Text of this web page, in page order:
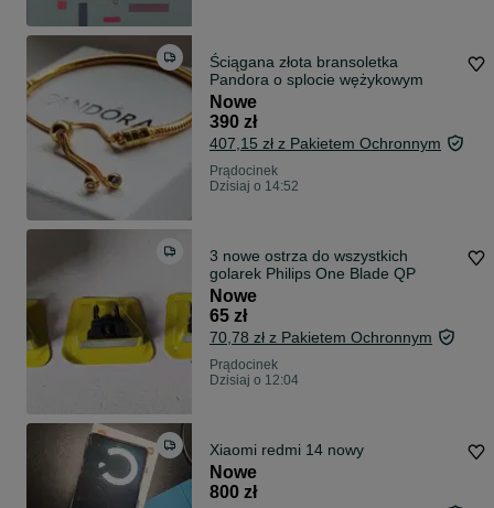
Ściągana złota bransoletka
Pandora o splocie wężykowym
Nowe
390 zł
407,15 zł z Pakietem Ochronnym
Prądocinek
Dzisiaj o 14:52
3 nowe ostrza do wszystkich
golarek Philips One Blade QP
Nowe
65 zł
70,78 zł z Pakietem Ochronnym
Prądocinek
Dzisiaj o 12:04
Xiaomi redmi 14 nowy
Nowe
800 zł